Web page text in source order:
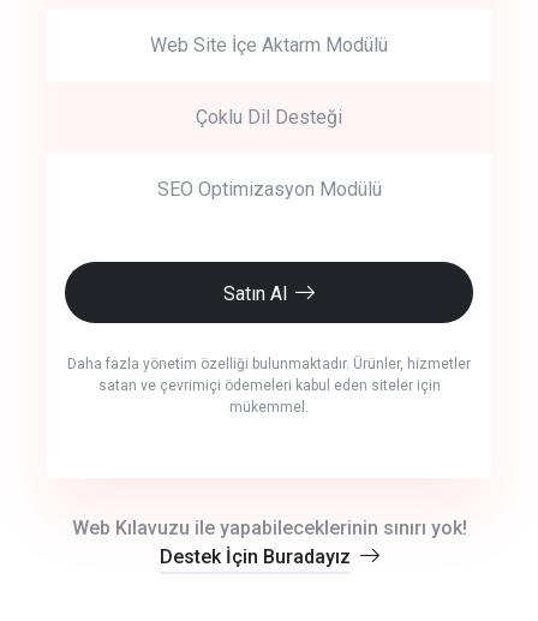
Web Site İçe Aktarm Modülü
Çoklu Dil Desteği
SEO Optimizasyon Modülü
Satın Al
Daha fazla yönetim özelliği bulunmaktadır. Ürünler, hizmetler
satan ve çevrimiçi ödemeleri kabul eden siteler için
mükemmel.
Web Kılavuzu ile yapabileceklerinin sınırı yok!
Destek İçin Buradayız